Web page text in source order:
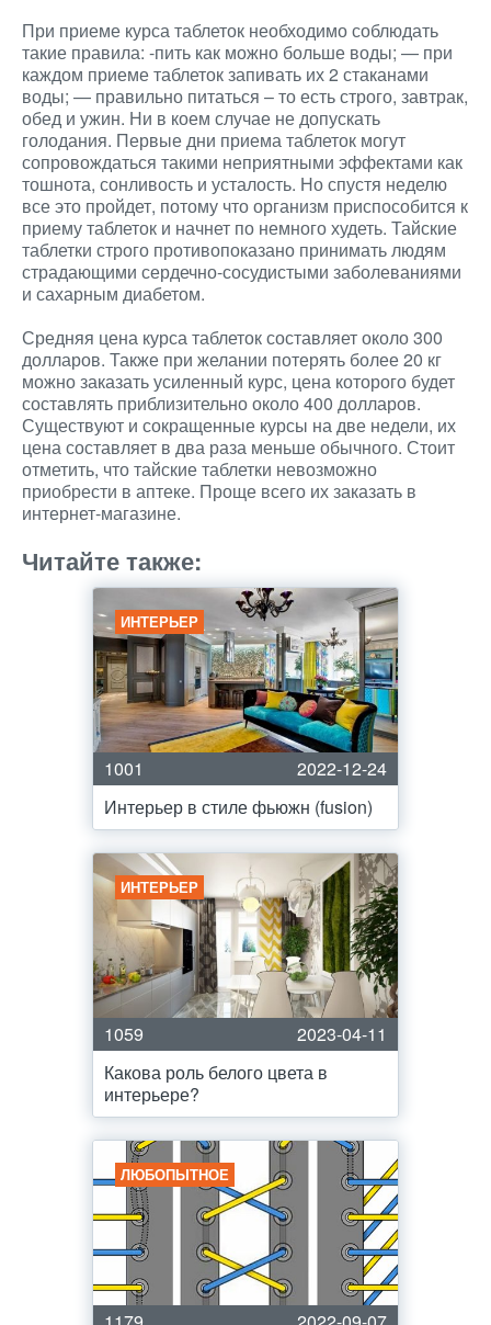
При приеме курса таблеток необходимо соблюдать
такие правила: -пить как можно больше воды; — при
каждом приеме таблеток запивать их 2 стаканами
воды; — правильно питаться – то есть строго, завтрак,
обед и ужин. Ни в коем случае не допускать
голодания. Первые дни приема таблеток могут
сопровождаться такими неприятными эффектами как
тошнота, сонливость и усталость. Но спустя неделю
все это пройдет, потому что организм приспособится к
приему таблеток и начнет по немного худеть. Тайские
таблетки строго противопоказано принимать людям
страдающими сердечно-сосудистыми заболеваниями
и сахарным диабетом.
Средняя цена курса таблеток составляет около 300
долларов. Также при желании потерять более 20 кг
можно заказать усиленный курс, цена которого будет
составлять приблизительно около 400 долларов.
Существуют и сокращенные курсы на две недели, их
цена составляет в два раза меньше обычного. Стоит
отметить, что тайские таблетки невозможно
приобрести в аптеке. Проще всего их заказать в
интернет-магазине.
Читайте также:
ИНТЕРЬЕР
1001
2022-12-24
Интерьер в стиле фьюжн (fusion)
ИНТЕРЬЕР
1059
2023-04-11
Какова роль белого цвета в
интерьере?
ЛЮБОПЫТНОЕ